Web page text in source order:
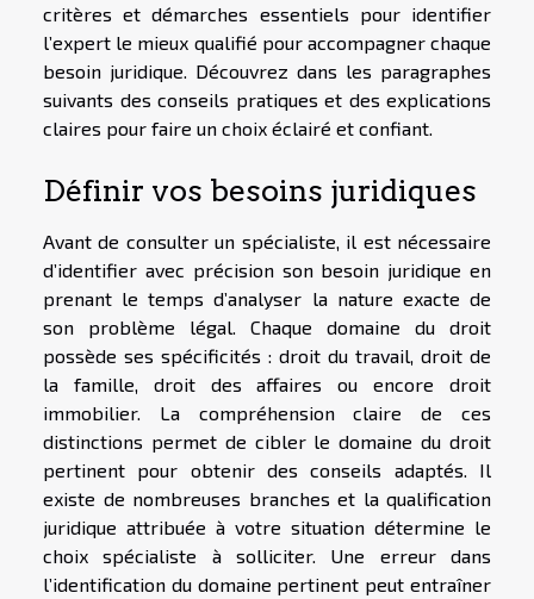
critères et démarches essentiels pour identifier
l’expert le mieux qualifié pour accompagner chaque
besoin juridique. Découvrez dans les paragraphes
suivants des conseils pratiques et des explications
claires pour faire un choix éclairé et confiant.
Définir vos besoins juridiques
Avant de consulter un spécialiste, il est nécessaire
d’identifier avec précision son besoin juridique en
prenant le temps d’analyser la nature exacte de
son problème légal. Chaque domaine du droit
possède ses spécificités : droit du travail, droit de
la famille, droit des affaires ou encore droit
immobilier. La compréhension claire de ces
distinctions permet de cibler le domaine du droit
pertinent pour obtenir des conseils adaptés. Il
existe de nombreuses branches et la qualification
juridique attribuée à votre situation détermine le
choix spécialiste à solliciter. Une erreur dans
l’identification du domaine pertinent peut entraîner